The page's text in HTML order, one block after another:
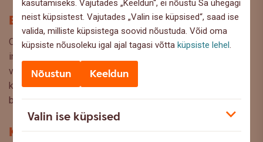
kasutamiseks. Vajutades „Keeldun“, ei nõustu Sa ühegagi
neist küpsistest. Vajutades „Valin ise küpsised“, saad ise
valida, milliste küpsistega soovid nõustuda. Võid oma
küpsiste nõusoleku igal ajal tagasi võttaküpsiste lehel
Nõustun Keeldun
Valin ise küpsised
Blogi
Oled Swedbanki blogi lehel, kus pakume lugejaile huvitavat
infot ja kasulikke nõuandeid, et saaksite teha kaalutud
valikuid oma rahaasjade korraldamisel. Ootame väga teie
küsimusi, ettepanekuid ja arvamusi, millistel teemadel siit
blogist lugeda sooviksite: meedia@swedbank.ee.
Kontakt